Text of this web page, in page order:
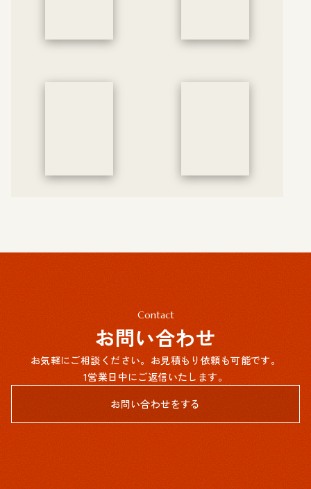
Contact
お問い合わせ
お気軽にご相談ください。お見積もり依頼も可能です。
1営業日中にご返信いたします。
お問い合わせをする